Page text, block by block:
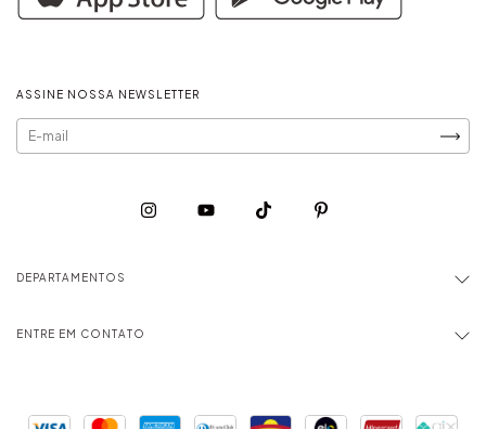
ASSINE NOSSA NEWSLETTER
DEPARTAMENTOS
ENTRE EM CONTATO